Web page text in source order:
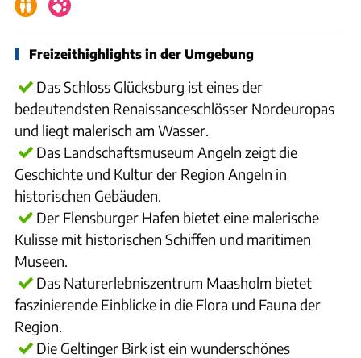
Freizeithighlights in der Umgebung
Das Schloss Glücksburg ist eines der
bedeutendsten Renaissanceschlösser Nordeuropas
und liegt malerisch am Wasser.
Das Landschaftsmuseum Angeln zeigt die
Geschichte und Kultur der Region Angeln in
historischen Gebäuden.
Der Flensburger Hafen bietet eine malerische
Kulisse mit historischen Schiffen und maritimen
Museen.
Das Naturerlebniszentrum Maasholm bietet
faszinierende Einblicke in die Flora und Fauna der
Region.
Die Geltinger Birk ist ein wunderschönes